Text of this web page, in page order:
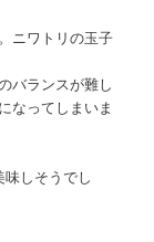
ニワトリの玉子
バランスが難し
なってしまいま
しそうでし